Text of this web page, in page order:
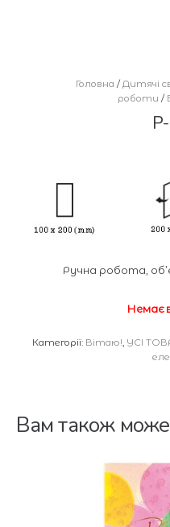
Головна / Дитячі
роботи /
Ручна робота,
Немає
Категорії: Вітаю!, УСІ
Вам також